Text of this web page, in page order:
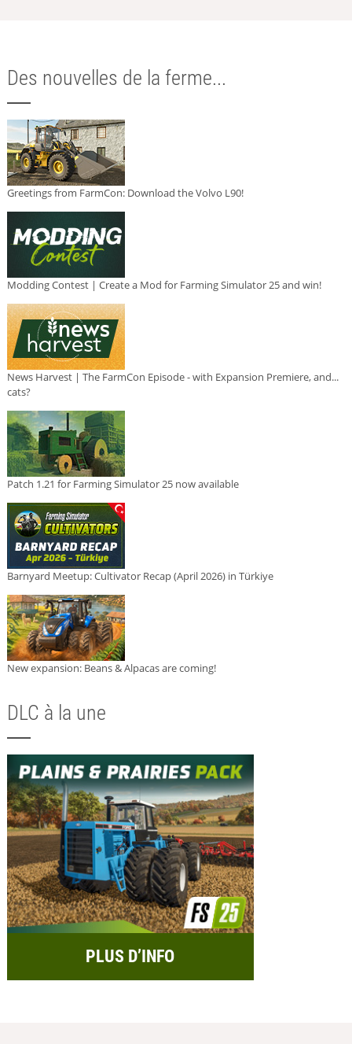
Des nouvelles de la ferme...
Greetings from FarmCon: Download the Volvo L90!
Modding Contest | Create a Mod for Farming Simulator 25 and win!
News Harvest | The FarmCon Episode - with Expansion Premiere, and...
cats?
Patch 1.21 for Farming Simulator 25 now available
Barnyard Meetup: Cultivator Recap (April 2026) in Türkiye
New expansion: Beans & Alpacas are coming!
DLC à la une
PLUS D’INFO